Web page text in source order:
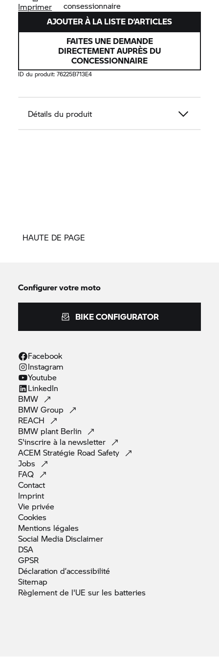
Imprimer
consessionnaire
AJOUTER À LA LISTE D’ARTICLES
FAITES UNE DEMANDE
DIRECTEMENT AUPRÈS DU
CONCESSIONNAIRE
ID du produit:76225B713E4
Détails du produit
HAUTE DE PAGE
Configurer votre moto
BIKE CONFIGURATOR
Facebook
Instagram
Youtube
LinkedIn
BMW
BMWGroup
REACH
BMW plant Berlin
S'inscrire à la newsletter
ACEM Stratégie RoadSafety
Jobs
FAQ
Contact
Imprint
Vie privée
Cookies
Mentions légales
Social Media Disclaimer
DSA
GPSR
Déclarationd’accessibilité
Sitemap
Règlement de l'UE sur les batteries